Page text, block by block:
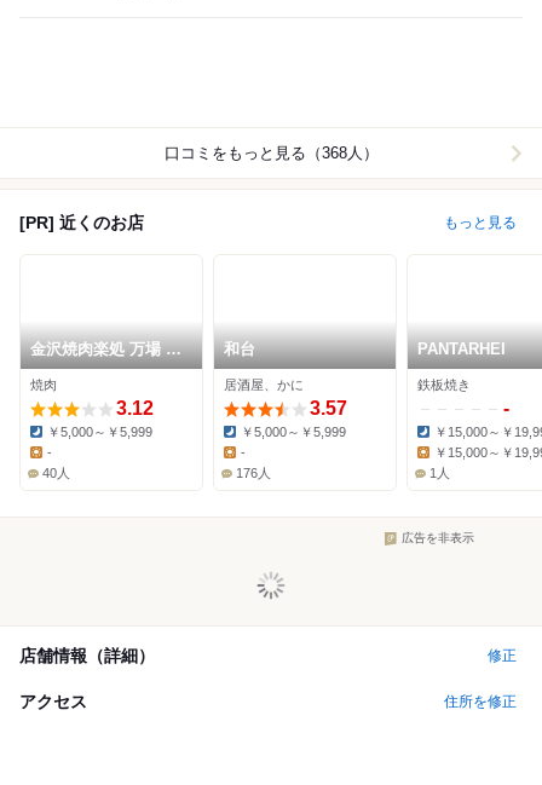
口コミをもっと見る（368人）
[PR] 近くのお店 もっと見る
金沢焼肉楽処 万場 駅
前本店
焼肉
3.12
Dinner:
￥5,000～￥5,999
Lunch:
-
40人
和台
居酒屋、かに
3.57
Dinner:
￥5,000～￥5,999
-
176人
PANTARHEI
鉄板焼き
-
Dinner:
￥15,000～￥
Lunch:
￥15,000～￥
1人
広告を非表示
店舗情報（詳細） 修正
アクセス 住所を修正